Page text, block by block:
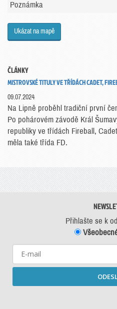
Poznámka
Ukázat na mapě
ČLÁNKY
MISTROVSKÉ TITULY VE TŘÍDÁCH CADET,
09.07.2024
Na Lipně proběhl tradiční první
Po pohárovém závodě Král
republiky ve třídách Fireball,
měla také třída FD.
Přihlašte se k